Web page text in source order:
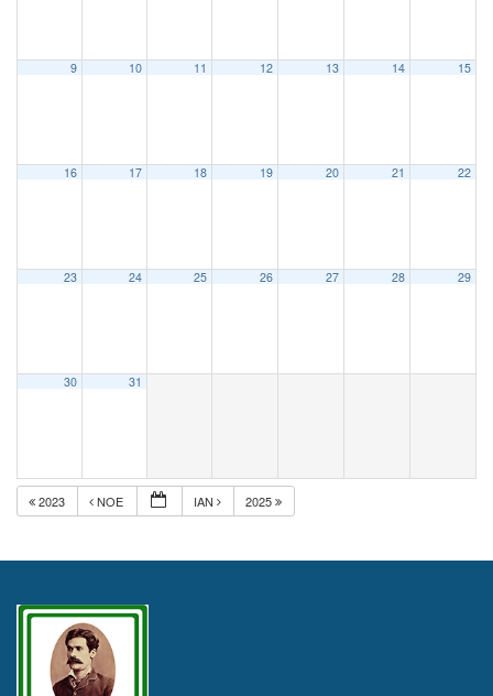
9 10 11 12 13 14 15
16 17 18 19 20 21 22
23 24 25 26 27 28 29
30 31
2023 ΝΟΈ ΙΑΝ 2025